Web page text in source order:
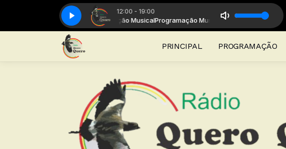
12:00 - 19:00
Musical com Programação MusicalProgramação Musical com Programação Musical
SPOT_LEITURA SPOT_LEITURA
PRINCIPAL PROGRAMAÇÃO